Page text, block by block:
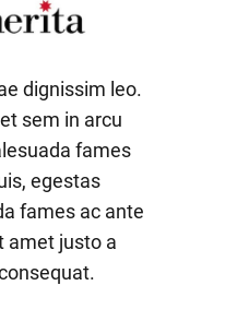
dignissim leo.
sem in arcu
fames
egestas
fames ac ante
amet justo a